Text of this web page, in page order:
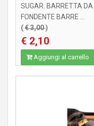
SUGAR. BARRETTA
FONDENTE BARRE ...
(€ 3,00)
€ 2,10
Aggiungi al carrello